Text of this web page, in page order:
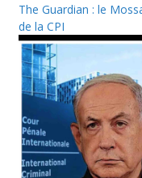
The Guardian : le
de la CPI